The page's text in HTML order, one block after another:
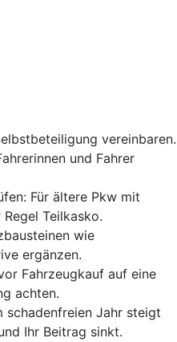
vereinbaren.
und Fahrer
Für ältere Pkw mit
Teilkasko.
wie
ergänzen.
Fahrzeugkauf auf eine
achten.
schadenfreien Jahr steigt
Ihr Beitrag sinkt.